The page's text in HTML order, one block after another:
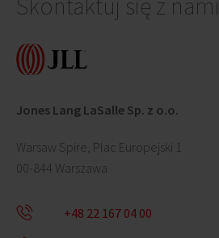
Jones Lang LaSalle Sp. z o.o.
Warsaw Spire, Plac Europejski 1
00-844 Warszawa
+48 22 167 04 00